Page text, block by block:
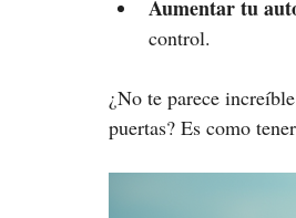
Aumentar tu
control.
¿No te parece
puertas? Es como